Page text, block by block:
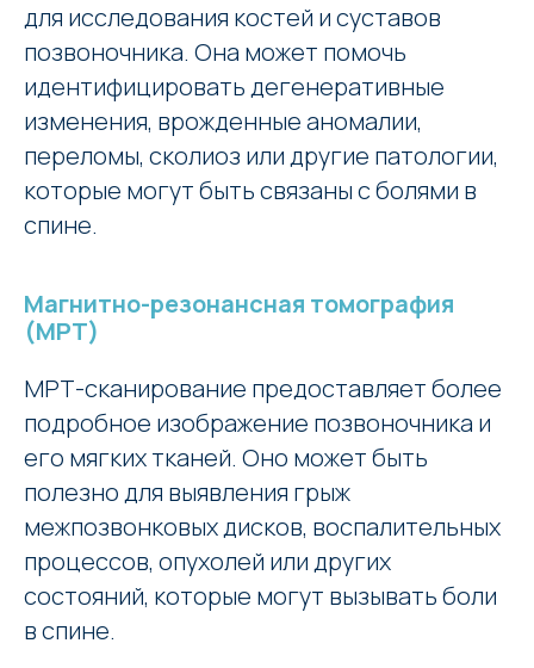
для исследования костей и суставов
позвоночника. Она может помочь
идентифицировать дегенеративные
изменения, врожденные аномалии,
переломы, сколиоз или другие патологии,
которые могут быть связаны с болями в
спине.
Магнитно-резонансная томография
(МРТ)
МРТ-сканирование предоставляет более
подробное изображение позвоночника и
его мягких тканей. Оно может быть
полезно для выявления грыж
межпозвонковых дисков, воспалительных
процессов, опухолей или других
состояний, которые могут вызывать боли
в спине.